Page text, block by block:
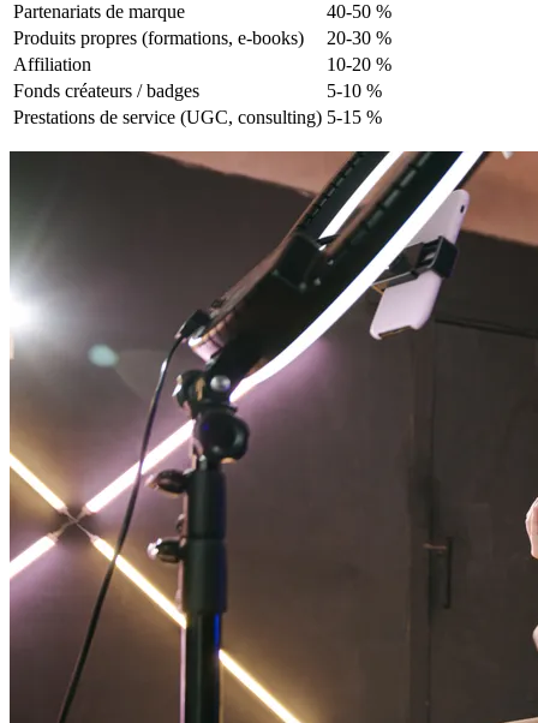
Partenariats de marque
40-50 %
Produits propres (formations, e-books)
20-30 %
Affiliation
10-20 %
Fonds créateurs / badges
5-10 %
Prestations de service (UGC, consulting) 5-15 %